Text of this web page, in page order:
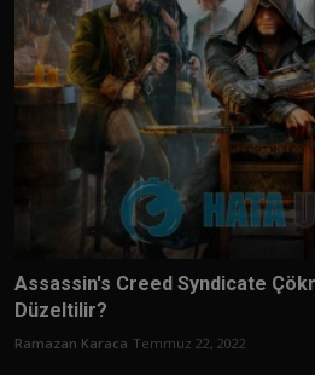
Assassin's Creed Syndicate
Düzeltilir?
Ramazan Karaca Temmuz 22, 2022